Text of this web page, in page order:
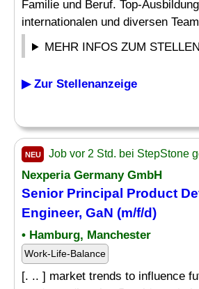
Familie und Beruf. Top-
internationalen und diversen
MEHR INFOS ZUM
▶ Zur Stellenanzeige
NEU Job vor 2 Std. bei StepStone
Nexperia Germany GmbH
Senior Principal Product
Engineer, GaN (m/f/d)
• Hamburg, Manchester
Work-Life-Balance
[. .. ] market trends to influence